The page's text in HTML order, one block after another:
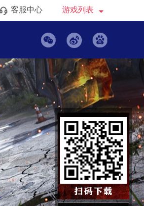
游戏列表
客服中心